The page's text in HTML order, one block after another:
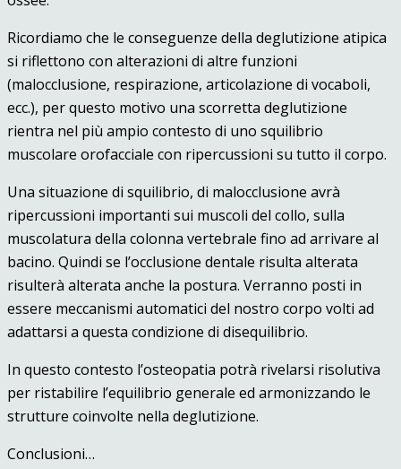
Ricordiamo che le conseguenze della deglutizione atipica
si riflettono con alterazioni di altre funzioni
(malocclusione, respirazione, articolazione di vocaboli,
ecc.), per questo motivo una scorretta deglutizione
rientra nel più ampio contesto di uno squilibrio
muscolare orofacciale con ripercussioni su tutto il corpo.
Una situazione di squilibrio, di malocclusione avrà
ripercussioni importanti sui muscoli del collo, sulla
muscolatura della colonna vertebrale fino ad arrivare al
bacino. Quindi se l’occlusione dentale risulta alterata
risulterà alterata anche la postura. Verranno posti in
essere meccanismi automatici del nostro corpo volti ad
adattarsi a questa condizione di disequilibrio.
In questo contesto l’osteopatia potrà rivelarsi risolutiva
per ristabilire l’equilibrio generale ed armonizzando le
strutture coinvolte nella deglutizione.
Conclusioni…